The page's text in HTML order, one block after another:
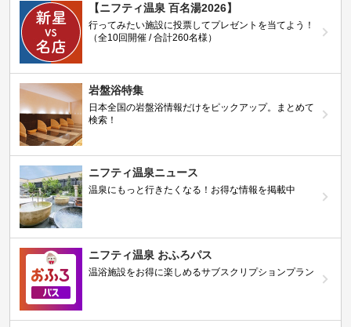
【ニフティ温泉 百名湯2026】
行ってみたい施設に投票してプレゼントを当てよう！
（全10回開催 / 合計260名様）
岩盤浴特集
日本全国の岩盤浴情報だけをピックアップ。まとめて
検索！
ニフティ温泉ニュース
温泉にもっと行きたくなる！お得な情報を掲載中
ニフティ温泉 おふろパス
温浴施設をお得に楽しめるサブスクリプションプラン